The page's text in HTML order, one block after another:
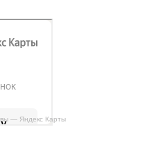
— Яндекс Карты